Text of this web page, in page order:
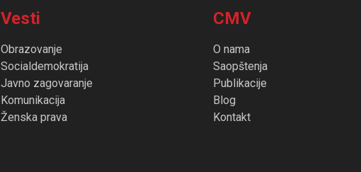
Vesti
Obrazovanje
Socialdemokratija
Javno zagovaranje
Komunikacija
Ženska prava
CMV
O nama
Saopštenja
Publikacije
Blog
Kontakt